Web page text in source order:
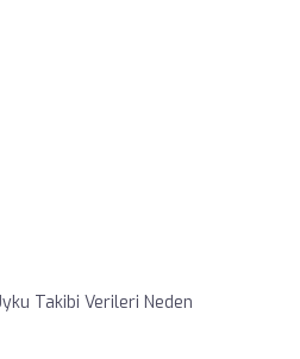
Takibi Verileri Neden